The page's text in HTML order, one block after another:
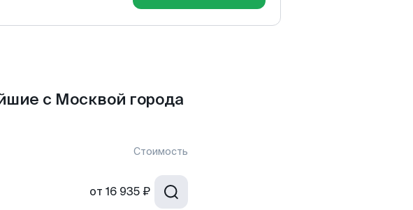
с Москвой города
Стоимость
от 16 935 ₽